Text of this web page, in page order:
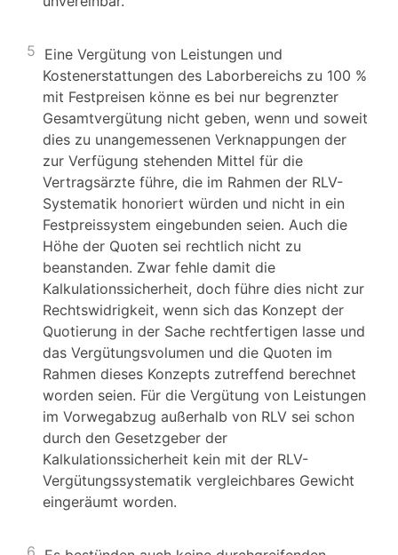
5 Eine Vergütung von Leistungen und
Kostenerstattungen des Laborbereichs zu 100 %
mit Festpreisen könne es bei nur begrenzter
Gesamtvergütung nicht geben, wenn und soweit
dies zu unangemessenen Verknappungen der
zur Verfügung stehenden Mittel für die
Vertragsärzte führe, die im Rahmen der RLV-
Systematik honoriert würden und nicht in ein
Festpreissystem eingebunden seien. Auch die
Höhe der Quoten sei rechtlich nicht zu
beanstanden. Zwar fehle damit die
Kalkulationssicherheit, doch führe dies nicht zur
Rechtswidrigkeit, wenn sich das Konzept der
Quotierung in der Sache rechtfertigen lasse und
das Vergütungsvolumen und die Quoten im
Rahmen dieses Konzepts zutreffend berechnet
worden seien. Für die Vergütung von Leistungen
im Vorwegabzug außerhalb von RLV sei schon
durch den Gesetzgeber der
Kalkulationssicherheit kein mit der RLV-
Vergütungssystematik vergleichbares Gewicht
eingeräumt worden.
6